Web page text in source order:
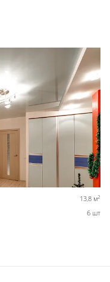
13,8 м2
6 шт